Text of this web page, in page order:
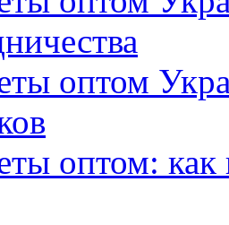
оптом
оптом: